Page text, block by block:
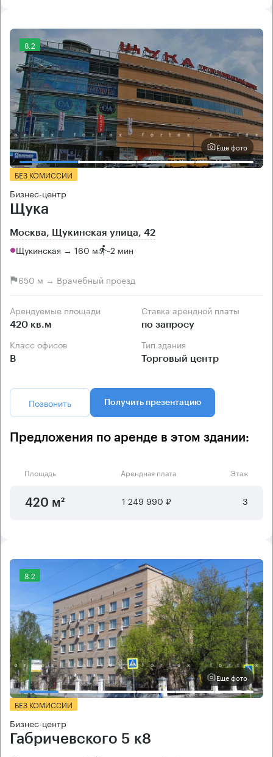
8.2
Еще фото
БЕЗ КОМИССИИ
Бизнес-центр
Щука
Москва, Щукинская улица, 42
Щукинская → 160 м ~2 мин
650 м → Врачебный проезд
Арендуемые площади
420 кв.м
Ставка арендной платы
по запросу
Класс офисов
B
Тип здания
Торговый центр
Позвонить Получить презентацию
Предложения по аренде в этом здании:
Площадь Арендная плата Этаж
420 м² 1 249 990 ₽ 3
8.2
Еще фото
БЕЗ КОМИССИИ
Бизнес-центр
Габричевского 5 к8